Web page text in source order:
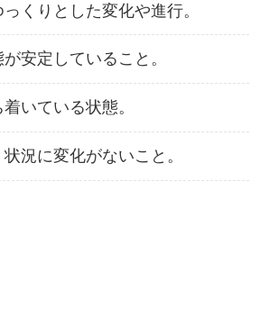
くりとした変化や進行。
安定していること。
いている状態。
況に変化がないこと。